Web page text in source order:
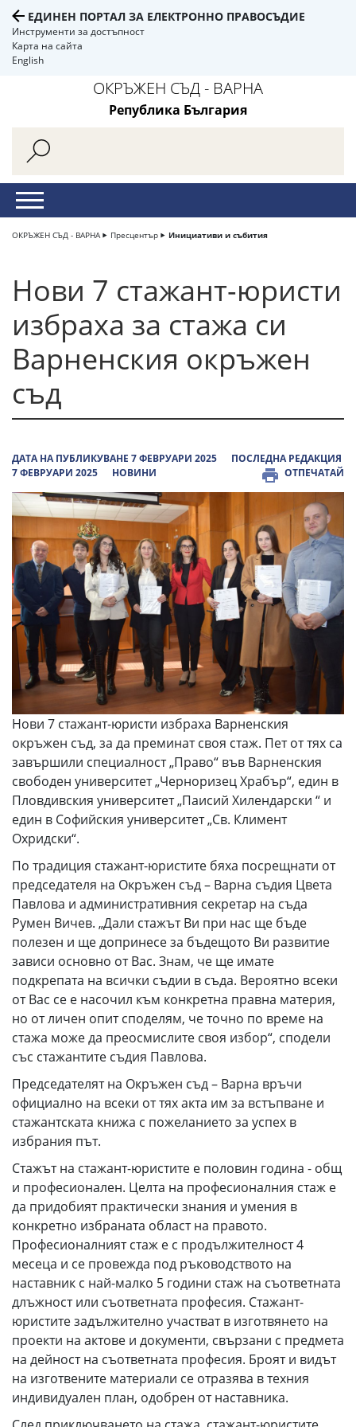
ЕДИНЕН ПОРТАЛ ЗА ЕЛЕКТРОННО ПРАВОСЪДИЕ
Инструменти за достъпност
Карта на сайта
English
ОКРЪЖЕН СЪД - ВАРНА
Република България
ОКРЪЖЕН СЪД - ВАРНА Пресцентър Инициативи и събития
Нови 7 стажант-юристи
избраха за стажа си
Варненския окръжен
съд
ДАТА НА ПУБЛИКУВАНЕ 7 ФЕВРУАРИ 2025
ПОСЛЕДНА РЕДАКЦИЯ
7 ФЕВРУАРИ 2025
НОВИНИ ОТПЕЧАТАЙ
Нови 7 стажант-юристи избраха Варненския
окръжен съд, за да преминат своя стаж. Пет от тях са
завършили специалност „Право“ във Варненския
свободен университет „Черноризец Храбър“, един в
Пловдивския университет „Паисий Хилендарски “ и
един в Софийския университет „Св. Климент
Охридски“.
По традиция стажант-юристите бяха посрещнати от
председателя на Окръжен съд – Варна съдия Цвета
Павлова и административния секретар на съда
Румен Вичев. „Дали стажът Ви при нас ще бъде
полезен и ще допринесе за бъдещото Ви развитие
зависи основно от Вас. Знам, че ще имате
подкрепата на всички съдии в съда. Вероятно всеки
от Вас се е насочил към конкретна правна материя,
но от личен опит споделям, че точно по време на
стажа може да преосмислите своя избор“, сподели
със стажантите съдия Павлова.
Председателят на Окръжен съд – Варна връчи
официално на всеки от тях акта им за встъпване и
стажантската книжа с пожеланието за успех в
избрания път.
Стажът на стажант-юристите е половин година - общ
и професионален. Целта на професионалния стаж е
да придобият практически знания и умения в
конкретно избраната област на правото.
Професионалният стаж е с продължителност 4
месеца и се провежда под ръководството на
наставник с най-малко 5 години стаж на съответната
длъжност или съответната професия. Стажант-
юристите задължително участват в изготвянето на
проекти на актове и документи, свързани с предмета
на дейност на съответната професия. Броят и видът
на изготвените материали се отразява в техния
индивидуален план, одобрен от наставника.